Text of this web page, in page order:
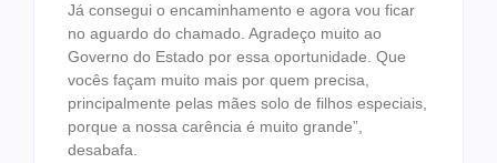
Já consegui o encaminhamento e agora vou ficar
no aguardo do chamado. Agradeço muito ao
Governo do Estado por essa oportunidade. Que
vocês façam muito mais por quem precisa,
principalmente pelas mães solo de filhos especiais,
porque a nossa carência é muito grande”,
desabafa.